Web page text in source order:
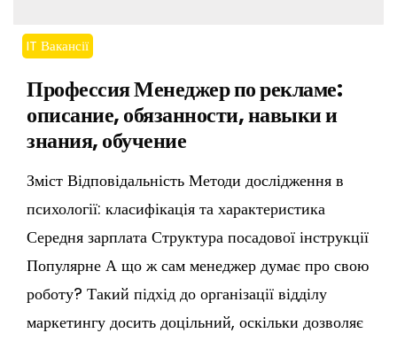
IT Вакансії
Профессия Менеджер по рекламе:
описание, обязанности, навыки и
знания, обучение
Зміст Відповідальність Методи дослідження в
психології: класифікація та характеристика
Середня зарплата Структура посадової інструкції
Популярне А що ж сам менеджер думає про свою
роботу? Такий підхід до організації відділу
маркетингу досить доцільний, оскільки дозволяє